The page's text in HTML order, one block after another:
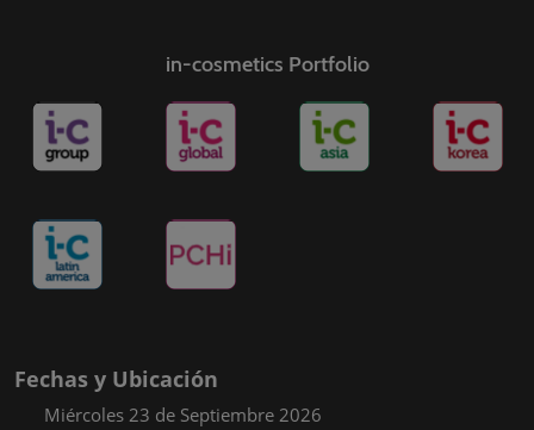
in-cosmetics Portfolio
Fechas y Ubicación
Miércoles 23 de Septiembre 2026